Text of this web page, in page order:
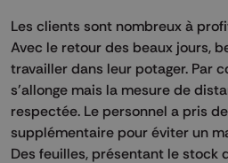
Les clients sont nombreux à
Avec le retour des beaux jours,
travailler dans leur potager. Par
s'allonge mais la mesure de
respectée. Le personnel a pris
supplémentaire pour éviter un
Des feuilles, présentant le stock